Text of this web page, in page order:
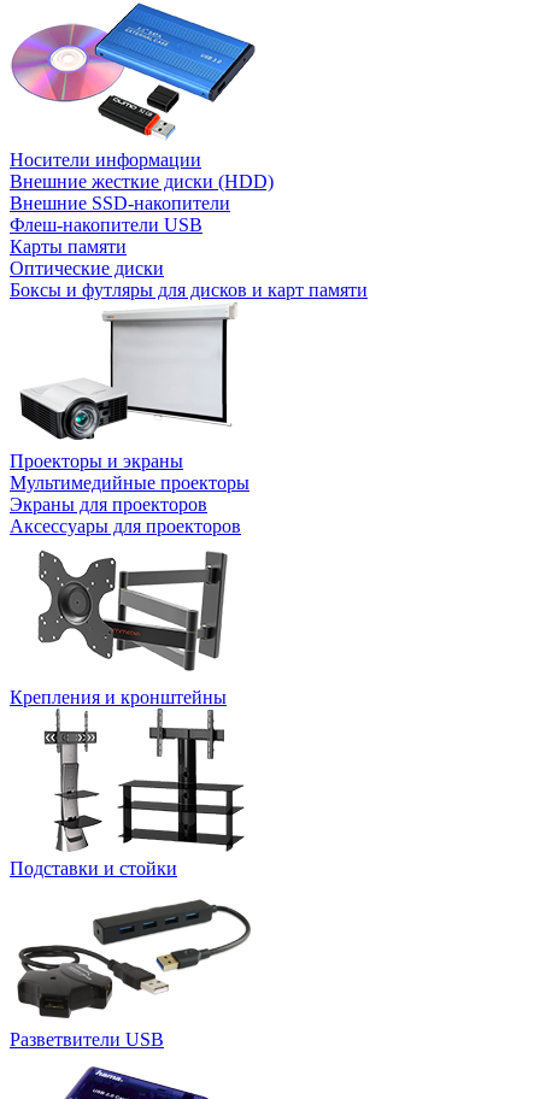
Носители информации
Внешние жесткие диски (HDD)
Внешние SSD-накопители
Флеш-накопители USB
Карты памяти
Оптические диски
Боксы и футляры для дисков и карт памяти
Проекторы и экраны
Мультимедийные проекторы
Экраны для проекторов
Аксессуары для проекторов
Крепления и кронштейны
Подставки и стойки
Разветвители USB